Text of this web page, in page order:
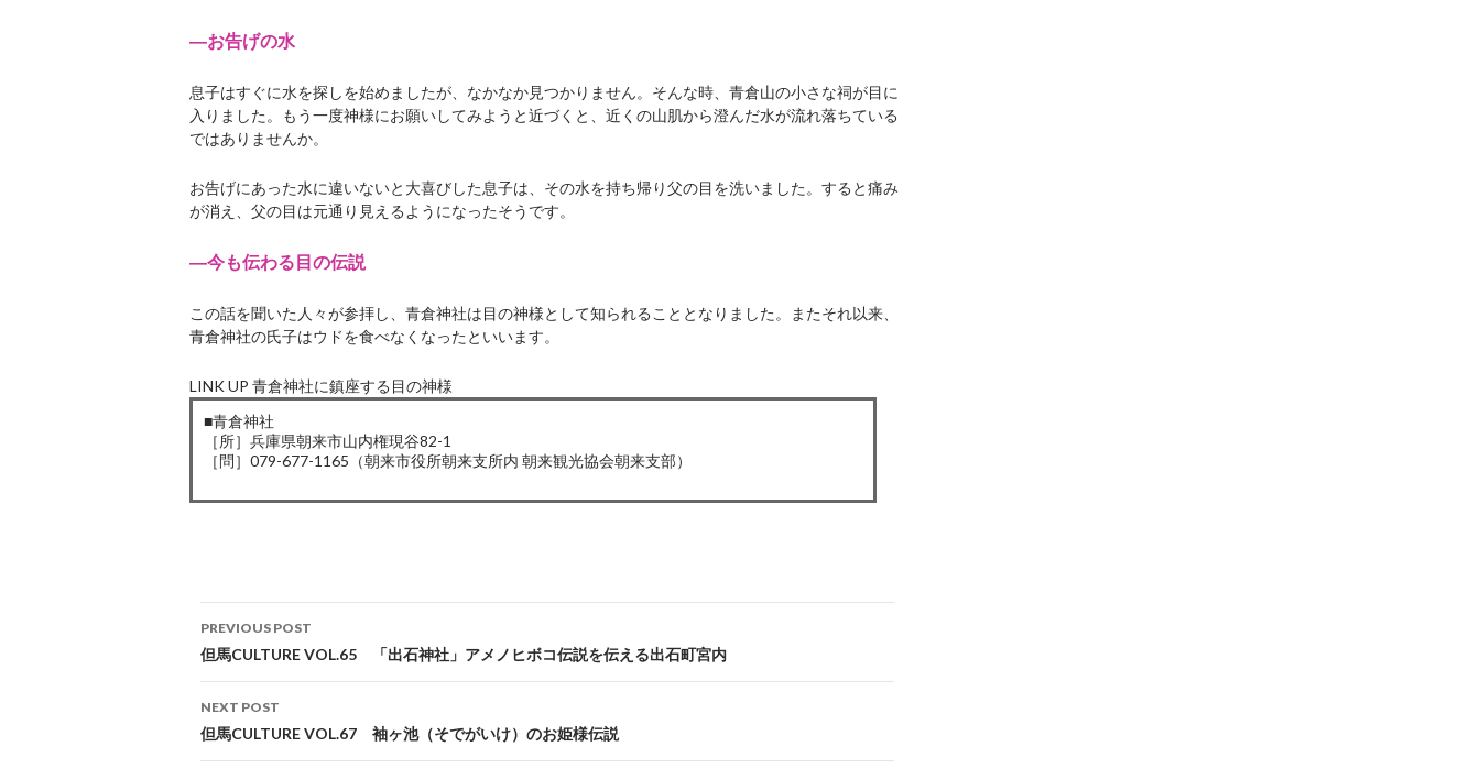
―お告げの水
息子はすぐに水を探しを始めましたが、なかなか見つかりません。そんな時、青倉山の小さな祠が目に
入りました。もう一度神様にお願いしてみようと近づくと、近くの山肌から澄んだ水が流れ落ちている
ではありませんか。
お告げにあった水に違いないと大喜びした息子は、その水を持ち帰り父の目を洗いました。すると痛み
が消え、父の目は元通り見えるようになったそうです。
―今も伝わる目の伝説
この話を聞いた人々が参拝し、青倉神社は目の神様として知られることとなりました。またそれ以来、
青倉神社の氏子はウドを食べなくなったといいます。
LINK UP 青倉神社に鎮座する目の神様
■青倉神社
［所］兵庫県朝来市山内権現谷82-1
［問］079-677-1165（朝来市役所朝来支所内 朝来観光協会朝来支部）
Post
navigation
PREVIOUS POST
但馬CULTURE VOL.65 「出石神社」アメノヒボコ伝説を伝える出石町宮内
NEXT POST
但馬CULTURE VOL.67 袖ヶ池（そでがいけ）のお姫様伝説